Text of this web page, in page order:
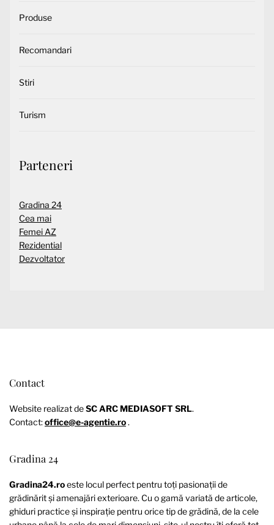
Produse
Recomandari
Stiri
Turism
Parteneri
Gradina 24
Cea mai
Femei AZ
Rezidential
Dezvoltator
Contact
Website realizat deSC ARC MEDIASOFT SRL.
Contact:office@e-agentie.ro.
Gradina 24
Gradina24.roeste locul perfect pentru toți pasionații de
grădinărit și amenajări exterioare. Cu o gamă variată de articole,
ghiduri practice și inspirație pentru orice tip de grădină, de la cele